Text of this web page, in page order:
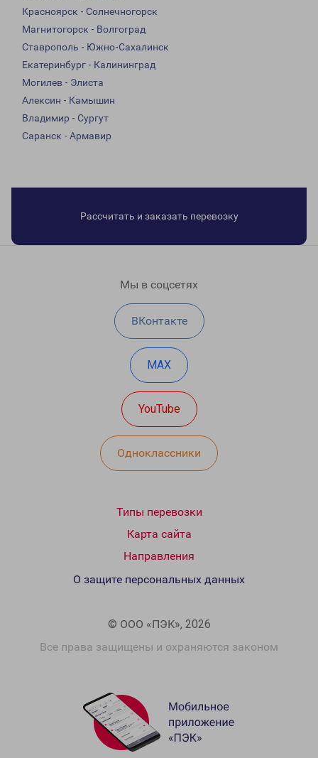
Красноярск - Солнечногорск
Магнитогорск - Волгоград
Ставрополь - Южно-Сахалинск
Екатеринбург - Калининград
Могилев - Элиста
Алексин - Камышин
Владимир - Сургут
Саранск - Армавир
Рассчитать и заказать перевозку
Мы в соцсетях
ВКонтакте
MAX
YouTube
Одноклассники
Типы перевозки
Карта сайта
Направления
© ООО «ПЭК», 2026
Все права защищены и охраняются законом
О защите персональных данных